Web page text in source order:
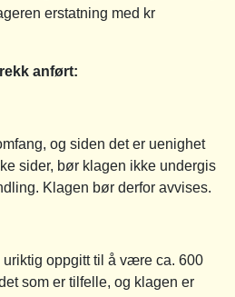
erstatning med kr
anført:
og siden det er uenighet
sider, bør klagen ikke undergis
Klagen bør derfor avvises.
uriktig oppgitt til å være ca. 600
som er tilfelle, og klagen er